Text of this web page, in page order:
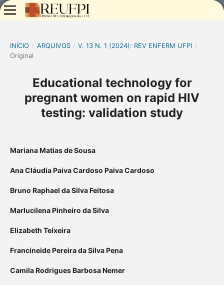
INÍCIO / ARQUIVOS / V. 13 N. 1 (2024): REV ENFERM UFPI /
Original
Educational technology for
pregnant women on rapid HIV
testing: validation study
Mariana Matias de Sousa
Ana Cláudia Paiva Cardoso Paiva Cardoso
Bruno Raphael da Silva Feitosa
Marlucilena Pinheiro da Silva
Elizabeth Teixeira
Francineide Pereira da Silva Pena
Camila Rodrigues Barbosa Nemer